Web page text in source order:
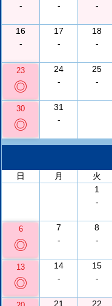
-
-
-
16
-
17
-
18
-
23
◎
24
-
25
-
30
◎
31
-
日
月 火
1
-
6
◎
7
-
8
-
13
◎
14
-
15
-
21 22